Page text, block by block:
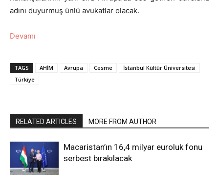
adını duyurmuş ünlü avukatlar olacak.
Devamı
TAGS AHİM Avrupa Cesme
İstanbul Kültür Üniversitesi
Türkiye
RELATED ARTICLES MORE FROM AUTHOR
Macaristan’ın 16,4 milyar euroluk fonu
serbest bırakılacak